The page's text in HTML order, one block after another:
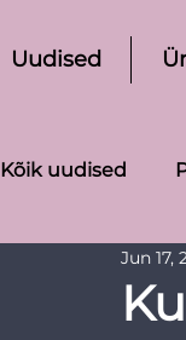
Uudised
Kõik uudised
Jun 17,